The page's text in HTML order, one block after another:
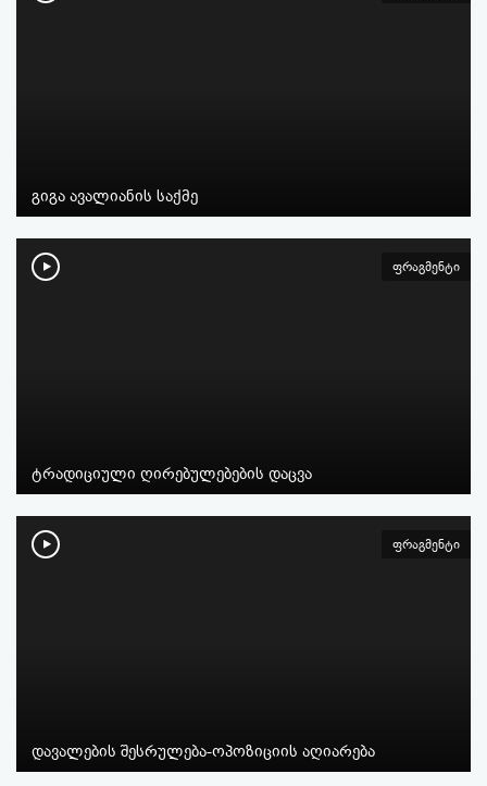
გიგა ავალიანის საქმე
ფრაგმენტი
ტრადიციული ღირებულებების დაცვა
ფრაგმენტი
დავალების შესრულება-ოპოზიციის აღიარება